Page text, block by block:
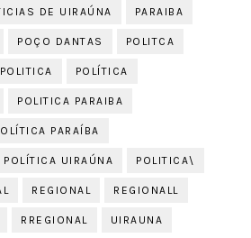
DE UIRAÚNA PARAIBA
POÇO DANTAS POLITCA
POLITICA POLÍTICA
POLITICA PARAIBA
PARAÍBA
POLÍTICA UIRAÚNA POLITICA\
REGIONAL REGIONALL
RREGIONAL UIRAUNA